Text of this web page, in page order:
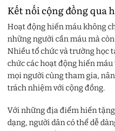
Kết nối cộng đồng qua
Hoạt động hiến máu không
những người cần máu mà
Nhiều tổ chức và trường học
chức các hoạt động hiến
mọi người cùng tham gia,
trách nhiệm với cộng đồng.
Với những địa điểm hiến
dạng, người dân có thể dễ